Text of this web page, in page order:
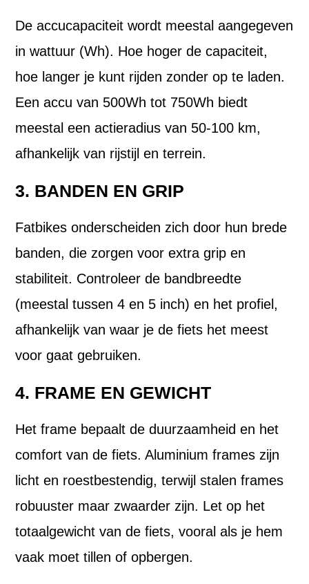
De accucapaciteit wordt meestal aangegeven
in wattuur (Wh). Hoe hoger de capaciteit,
hoe langer je kunt rijden zonder op te laden.
Een accu van 500Wh tot 750Wh biedt
meestal een actieradius van 50-100 km,
afhankelijk van rijstijl en terrein.
3. BANDEN EN GRIP
Fatbikes onderscheiden zich door hun brede
banden, die zorgen voor extra grip en
stabiliteit. Controleer de bandbreedte
(meestal tussen 4 en 5 inch) en het profiel,
afhankelijk van waar je de fiets het meest
voor gaat gebruiken.
4. FRAME EN GEWICHT
Het frame bepaalt de duurzaamheid en het
comfort van de fiets. Aluminium frames zijn
licht en roestbestendig, terwijl stalen frames
robuuster maar zwaarder zijn. Let op het
totaalgewicht van de fiets, vooral als je hem
vaak moet tillen of opbergen.